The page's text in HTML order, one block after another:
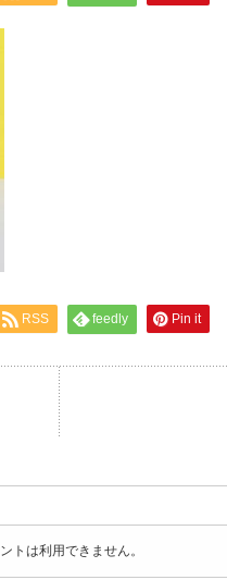
RSS feedly Pin it
トは利用できません。